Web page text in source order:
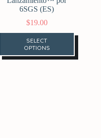
6SGS (ES)
$19.00
SELECT
OPTIONS